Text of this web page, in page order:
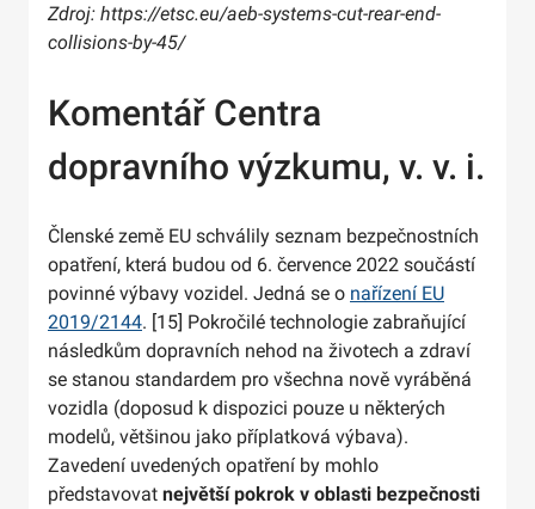
Zdroj: https://etsc.eu/aeb-systems-cut-rear-end-
collisions-by-45/
Komentář Centra
dopravního výzkumu, v. v. i.
Členské země EU schválily seznam bezpečnostních
opatření, která budou od 6. července 2022 součástí
povinné výbavy vozidel. Jedná se o nařízení EU
2019/2144. [15] Pokročilé technologie zabraňující
následkům dopravních nehod na životech a zdraví
se stanou standardem pro všechna nově vyráběná
vozidla (doposud k dispozici pouze u některých
modelů, většinou jako příplatková výbava).
Zavedení uvedených opatření by mohlo
představovat největší pokrok v oblasti bezpečnosti